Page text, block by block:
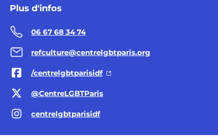
Plus d'infos
06 67 68 34 74
refculture@centrelgbtparis.org
/centrelgbtparisidf
@CentreLGBTParis
centrelgbtparisidf